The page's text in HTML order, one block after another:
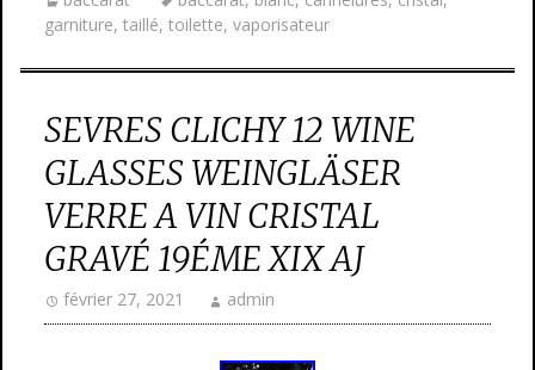
garniture, taillé, toilette, vaporisateur
SEVRES CLICHY 12 WINE
GLASSES WEINGLÄSER
VERRE A VIN CRISTAL
GRAVÉ 19ÉME XIX AJ
février 27, 2021 admin